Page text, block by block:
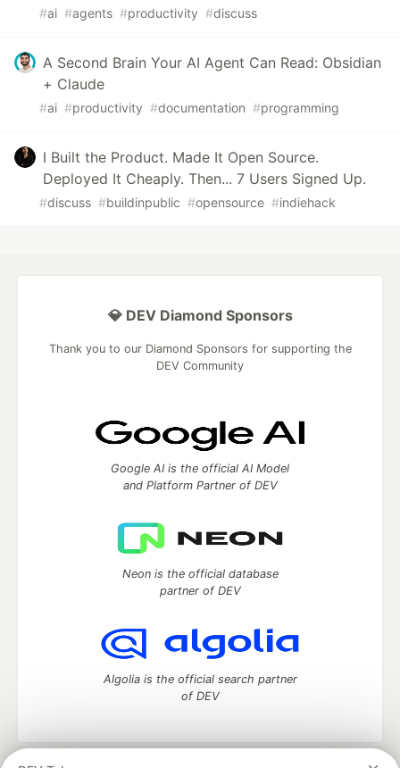
#ai #agents #productivity #discuss
A Second Brain Your AI Agent Can Read: Obsidian
+ Claude
#ai #productivity #documentation #programming
I Built the Product. Made It Open Source.
Deployed It Cheaply. Then... 7 Users Signed Up.
#discuss #buildinpublic #opensource #indiehack
💎 DEV Diamond Sponsors
Thank you to our Diamond Sponsors for supporting the
DEV Community
Google AI is the official AI Model
and Platform Partner of DEV
Neon is the official database
partner of DEV
Algolia is the official search partner
of DEV